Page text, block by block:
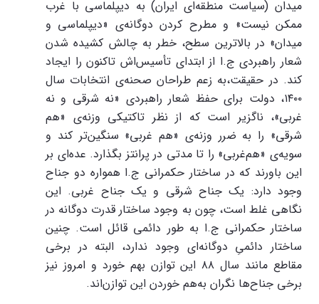
میدان (سیاست منطقه‌ای ایران) به دیپلماسی با غرب
ممکن نیست» و مطرح کردن دوگانه‌ی «دیپلماسی و
میدان» در بالاترین سطح، خطر به چالش کشیده شدن
شعار راهبردی ج.ا از ابتدای تأسیس‌اش تاکنون را ایجاد
کند. در حقیقت،به زعم طراحان صحنه‌ی انتخابات سال
۱۴۰۰، دولت برای حفظ شعار راهبردی «نه شرقی و نه
غربی»، ناگزیر است که از نظر تاکتیکی وزنه‌ی «هم
شرقی» را به ضرر وزنه‌ی «هم غربی» سنگین‌تر کند و
سویه‌ی «هم‌غربی» را تا مدتی در پرانتز بگذارد. عده‌ای بر
این باورند که در ساختار حکمرانی ج.ا همواره دو جناح
وجود دارد: یک جناح شرقی و یک جناح غربی. این
نگاهی غلط است، چون به وجود ساختار قدرت دوگانه در
ساختار حکمرانی ج.ا به طور دائمی قائل است. چنین
ساختار دائمیِ دوگانه‌ای وجود ندارد، البته در برخی
مقاطع مانند سال ۸۸ این توازن بهم خورد و امروز نیز
برخی جناح‌ها نگران به‌هم خوردن این توازن‌اند.